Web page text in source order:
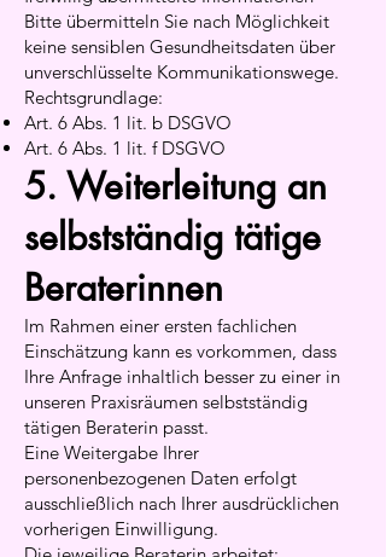
Bitte übermitteln Sie nach Möglichkeit
keine sensiblen Gesundheitsdaten über
unverschlüsselte Kommunikationswege.
Rechtsgrundlage:
Art. 6 Abs. 1 lit. b DSGVO
Art. 6 Abs. 1 lit. f DSGVO
5. Weiterleitung an
selbstständig tätige
Beraterinnen
Im Rahmen einer ersten fachlichen
Einschätzung kann es vorkommen, dass
Ihre Anfrage inhaltlich besser zu einer in
unseren Praxisräumen selbstständig
tätigen Beraterin passt.
Eine Weitergabe Ihrer
personenbezogenen Daten erfolgt
ausschließlich nach Ihrer ausdrücklichen
vorherigen Einwilligung.